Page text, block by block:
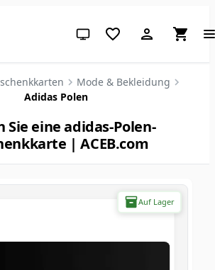
System-Design (klicken für
Mode & Bekleidung
Adidas Polen
Sie eine adidas-Polen-
| ACEB.com
Auf Lager